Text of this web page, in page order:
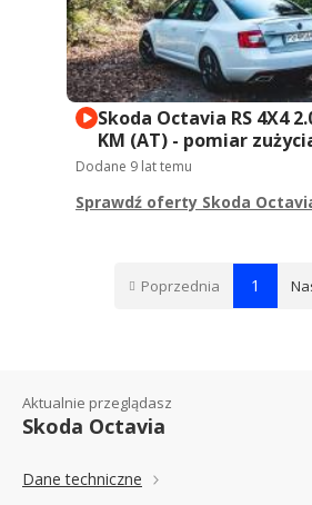
Skoda Octavia RS 4X4
KM (AT) - pomiar
Dodane 9 lat temu
Sprawdź oferty Skoda
Poprzednia 1
Aktualnie przeglądasz
Skoda Octavia
Dane techniczne